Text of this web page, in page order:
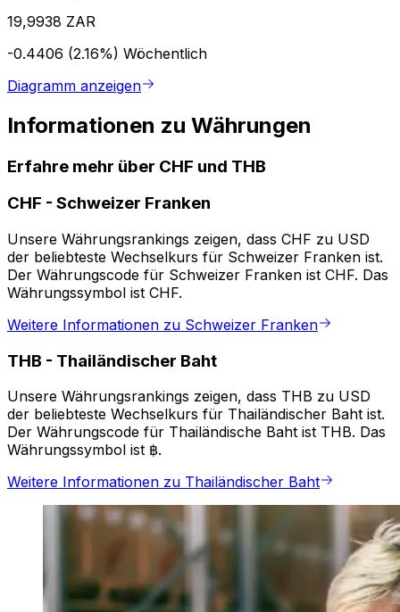
19,9938 ZAR
-0.4406 (2.16%) Wöchentlich
Diagramm anzeigen
Informationen zu Währungen
Erfahre mehr über CHF und THB
CHF - Schweizer Franken
Unsere Währungsrankings zeigen, dass CHF zu USD
der beliebteste Wechselkurs für Schweizer Franken ist.
Der Währungscode für Schweizer Franken ist CHF. Das
Währungssymbol ist CHF.
Weitere Informationen zu Schweizer Franken
THB - Thailändischer Baht
Unsere Währungsrankings zeigen, dass THB zu USD
der beliebteste Wechselkurs für Thailändischer Baht ist.
Der Währungscode für Thailändische Baht ist THB. Das
Währungssymbol ist ฿.
Weitere Informationen zu Thailändischer Baht